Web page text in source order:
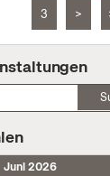
3 >
Juni 2026